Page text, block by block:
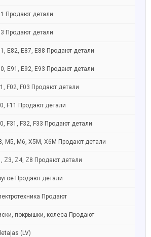
Продают детали
Продают детали
E82, E87, E88 Продают детали
E91, E92, E93 Продают детали
F02, F03 Продают детали
F11 Продают детали
F31, F32, F33 Продают детали
M5, M6, X5M, X6M Продают детали
Z3, Z4, Z8 Продают детали
Продают детали
Продают
покрышки, колеса Продают
(LV)